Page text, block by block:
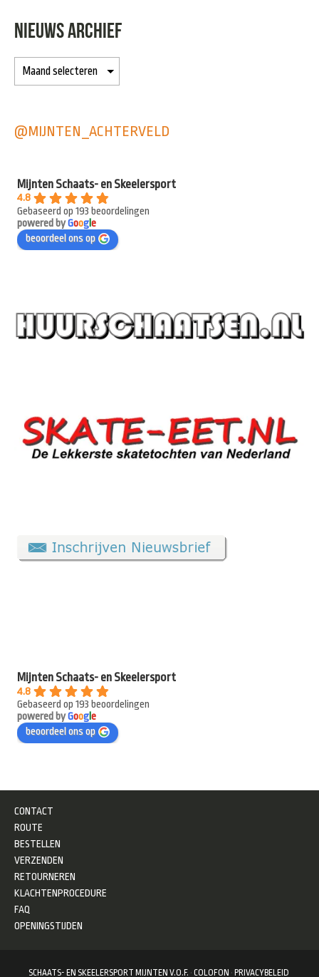
NIEUWS ARCHIEF
@MIJNTEN_ACHTERVELD
Mijnten Schaats- en Skeelersport
4.8
Gebaseerd op 193 beoordelingen
powered byGooge
beoordeel ons op
Mijnten Schaats- en Skeelersport
4.8
Gebaseerd op 193 beoordelingen
powered byGooge
beoordeel ons op
CONTACT
ROUTE
BESTELLEN
VERZENDEN
RETOURNEREN
KLACHTENPROCEDURE
FAQ
OPENINGSTIJDEN
SCHAATS- EN SKEELERSPORT MIJNTEN V.O.F. · COLOFON · PRIVACYBELEID